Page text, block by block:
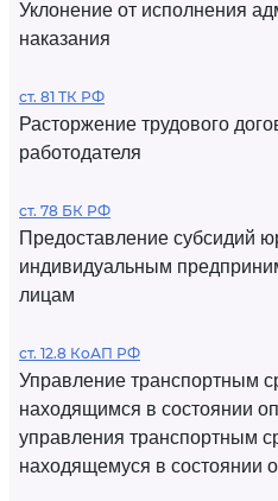
Уклонение от исполнения
наказания
ст. 81 ТК РФ
Расторжение трудового
работодателя
ст. 78 БК РФ
Предоставление субсидий
индивидуальным
лицам
ст. 12.8 КоАП РФ
Управление транспортным
находящимся в состоянии
управления транспортным
находящемуся в состоянии